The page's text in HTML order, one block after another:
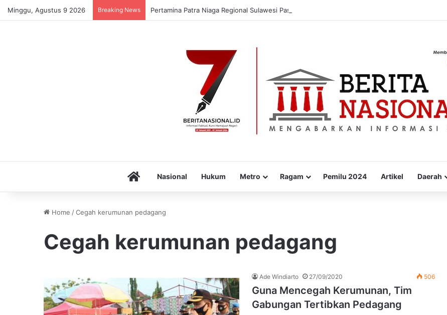
Minggu, Agustus 9 2026 Breaking News Pertamina Patra Niaga Regional Sulawesi Pastikan Ketahanan Stok BBM dan LPG 3 Kg di Bone
HomeNasional Hukum Metro Ragam Pemilu 2024 Artikel Daerah
Home /Cegah kerumunan pedagang
Cegah kerumunan pedagang
Ade Windiarto 27/09/2020 506
Guna Mencegah Kerumunan, Tim
Gabungan Tertibkan Pedagang